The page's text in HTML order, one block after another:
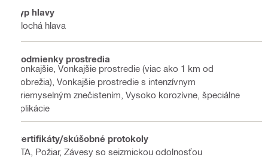
Typ hlavy
Plochá hlava
Podmienky prostredia
Vonkajšie, Vonkajšie prostredie (viac ako 1 km od
pobrežia), Vonkajšie prostredie s intenzívnym
priemyselným znečistením, Vysoko korozívne, špeciálne
aplikácie
Certifikáty/skúšobné protokoly
ETA, Požiar, Závesy so seizmickou odolnosťou